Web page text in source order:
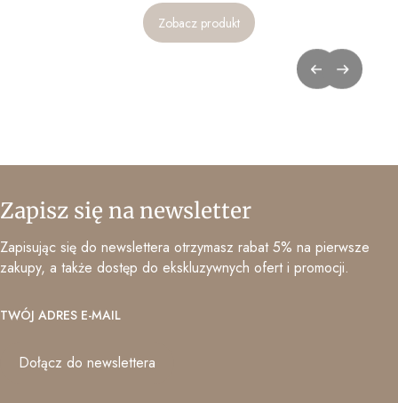
Zobacz produkt
Zapisz się na newsletter
Zapisując się do newslettera otrzymasz rabat 5% na pierwsze
zakupy, a także dostęp do ekskluzywnych ofert i promocji.
TWÓJ ADRES E-MAIL
Dołącz do newslettera